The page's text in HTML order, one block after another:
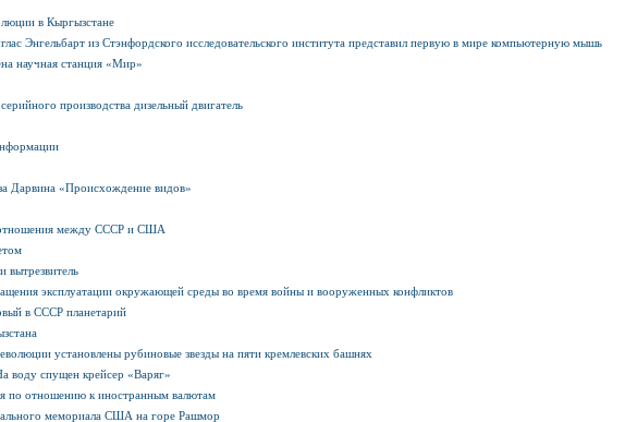
в Кыргызстане
Энгельбарт из Стэнфордского исследовательского института представил первую в мире компьютерную мышь
научная станция «Мир»
производства дизельный двигатель
Дарвина «Происхождение видов»
отношения между СССР и США
вытрезвитель
эксплуатации окружающей среды во время войны и вооруженных конфликтов
в СССР планетарий
установлены рубиновые звезды на пяти кремлевских башнях
воду спущен крейсер «Варяг»
по отношению к иностранным валютам
мемориала США на горе Рашмор